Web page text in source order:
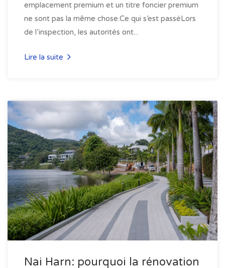
emplacement premium et un titre foncier premium
ne sont pas la même chose.Ce qui s’est passéLors
de l’inspection, les autorités ont...
Lire la suite
Nai Harn: pourquoi la rénovation